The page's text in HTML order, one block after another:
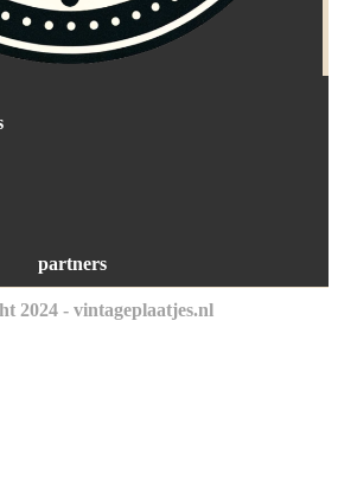
partners
2024 - vintageplaatjes.nl